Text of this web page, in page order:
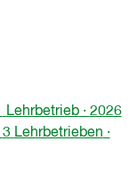
Lehrbetrieb· 2026
3 Lehrbetrieben ·